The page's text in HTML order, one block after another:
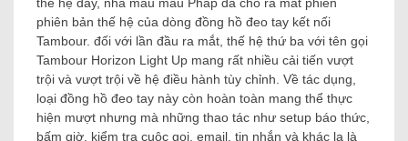
thế hệ đây, nhà mẫu mẫu Pháp đã cho ra mắt phiên
phiên bản thế hệ của dòng đồng hồ đeo tay kết nối
Tambour. đối với lần đầu ra mắt, thế hệ thứ ba với tên gọi
Tambour Horizon Light Up mang rất nhiều cải tiến vượt
trội và vượt trội về hệ điều hành tùy chỉnh. Về tác dụng,
loại đồng hồ đeo tay này còn hoàn toàn mang thể thực
hiện mượt nhưng mà những thao tác như setup báo thức,
bấm giờ, kiểm tra cuộc gọi, email, tin nhắn và khác lạ là